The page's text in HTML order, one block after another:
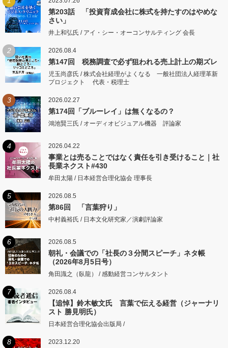
第203話 「投資育成会社に株式を持たすのはやめな
さい」
井上和弘氏 / アイ・シー・オーコンサルティング 会長
2 2026.08.4
第147回 税務調査で必ず狙われる売上計上の期ズレ
児玉尚彦氏 / 株式会社経理がよくなる 一般社団法人経理革新
プロジェクト 代表・税理士
3 2026.02.27
第174回「ブルーレイ」は無くなるの？
鴻池賢三氏 / オーディオビジュアル機器 評論家
4 2026.04.22
事業とは売ることではなく責任を引き受けること｜社
長業ネクスト#430
牟田太陽 / 日本経営合理化協会 理事長
5 2026.08.5
第86回 「言葉狩り」
中村義裕氏 / 日本文化研究家／演劇評論家
6 2026.08.5
朝礼・会議での「社長の３分間スピーチ」ネタ帳
（2026年8月5日号）
角田識之（臥龍） / 感動経営コンサルタント
7 2026.08.4
【追悼】鈴木敏文氏 言葉で伝える経営（ジャーナリ
スト 勝見明氏）
日本経営合理化協会出版局 /
8 2023.12.20